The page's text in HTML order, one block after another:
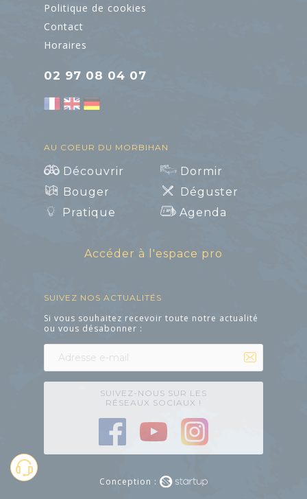
Politique de cookies
Contact
Horaires
02 97 08 04 07
AU COEUR DU MORBIHAN
Découvrir
Dormir
Bouger
Déguster
Pratique
Agenda
Accéder à l'espace pro
SUIVEZ NOS ACTUALITÉS
Si vous souhaitez recevoir toute notre actualité
ou vous désabonner :
SUIVEZ-NOUS SUR LES
RÉSEAUX SOCIAUX !
Conception :